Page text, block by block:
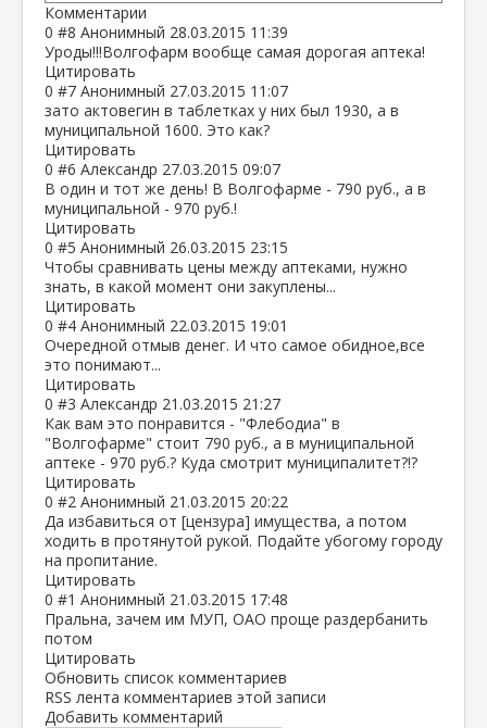
Комментарии
0 #8 Анонимный 28.03.2015 11:39
Уроды!!!Волгофарм вообще самая дорогая аптека!
Цитировать
0 #7 Анонимный 27.03.2015 11:07
зато актовегин в таблетках у них был 1930, а в
муниципальной 1600. Это как?
Цитировать
0 #6 Александр 27.03.2015 09:07
В один и тот же день! В Волгофарме - 790 руб., а в
муниципальной - 970 руб.!
Цитировать
0 #5 Анонимный 26.03.2015 23:15
Чтобы сравнивать цены между аптеками, нужно
знать, в какой момент они закуплены...
Цитировать
0 #4 Анонимный 22.03.2015 19:01
Очередной отмыв денег. И что самое обидное,все
это понимают...
Цитировать
0 #3 Александр 21.03.2015 21:27
Как вам это понравится - "Флебодиа" в
"Волгофарме" стоит 790 руб., а в муниципальной
аптеке - 970 руб.? Куда смотрит муниципалитет?!?
Цитировать
0 #2 Анонимный 21.03.2015 20:22
Да избавиться от [цензура] имущества, а потом
ходить в протянутой рукой. Подайте убогому городу
на пропитание.
Цитировать
0 #1 Анонимный 21.03.2015 17:48
Пральна, зачем им МУП, ОАО проще раздербанить
потом
Цитировать
Обновить список комментариев
RSS лента комментариев этой записи
Добавить комментарий